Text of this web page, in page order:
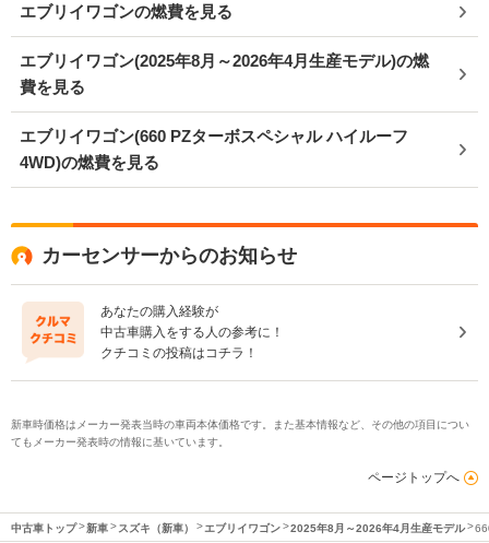
エブリイワゴンの燃費を見る
エブリイワゴン(2025年8月～2026年4月生産モデル)の燃
費を見る
エブリイワゴン(660 PZターボスペシャル ハイルーフ
4WD)の燃費を見る
カーセンサーからのお知らせ
あなたの購入経験が
中古車購入をする人の参考に！
クチコミの投稿はコチラ！
新車時価格はメーカー発表当時の車両本体価格です。また基本情報など、その他の項目につい
てもメーカー発表時の情報に基いています。
ページトップへ
中古車トップ 新車 スズキ（新車） エブリイワゴン 2025年8月～2026年4月生産モデル